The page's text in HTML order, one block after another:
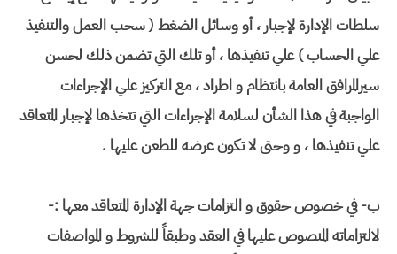
سلطات الإدارة لإجبار ، أو وسائل الضغط ( سحب العمل والتنفيذ
علي الحساب ) علي تنفيذها ، أو تلك التي تضمن ذلك لحسن
سيرالمرافق العامة بانتظام و اطراد ، مع التركيز علي الإجراءات
الواجبة في هذا الشأن لسلامة الإجراءات التي تتخذها لإجبار المتعاقد
علي تنفيذها ، و وحتى لا تكون عرضه للطعن عليها .
ب- في خصوص حقوق و التزامات جهة الإدارة المتعاقد معها :-
لالتزاماته المنصوص عليها في العقد وطبقاً للشروط و المواصفات